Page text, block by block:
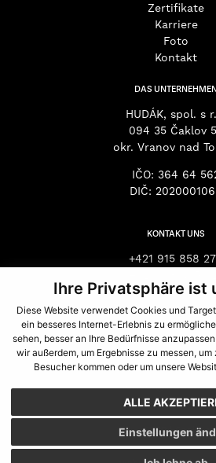
Ihre Privatsphäre ist
Diese Website verwendet Cookies und
ein besseres Internet-Erlebnis zu
sehen, besser an Ihre Bedürfnisse
wir außerdem, um Ergebnisse zu messen,
Besucher kommen oder um unsere
ALLE
Einstellungen
Zertifikate
Karriere
Foto
Kontakt
DAS UNTERNEHMEN
HUDÁK, spol. s
094 35 Čaklov
okr. Vranov nad
IČO: 364 64
DIČ:
KONTAKT UNS
+421 915 858
GDPR|Cookies